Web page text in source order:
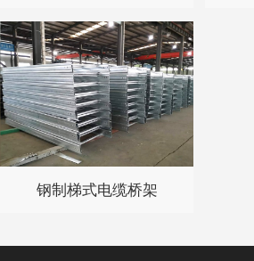
钢制梯式电缆桥架